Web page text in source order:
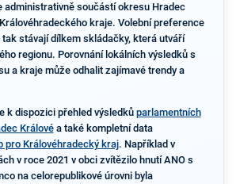
administrativně součástí okresu Hradec
kraje. Volební preference
stávají dílkem skládačky, která utváří
regionu. Porovnání lokálních výsledků s
a kraje může odhalit zajímavé trendy a
k dispozici přehled výsledků parlamentních
Královéa také kompletní data
pro Královéhradecký kraj. Například v
v roce 2021 v obci zvítězilo hnutí ANO s
na celorepublikové úrovni byla